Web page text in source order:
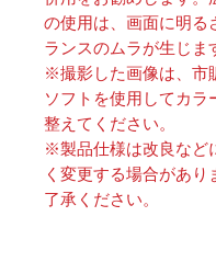
の使用は、画面に明る
ランスのムラが生じま
※撮影した画像は、市
ソフトを使用してカラ
整えてください。
※製品仕様は改良など
く変更する場合があり
了承ください。